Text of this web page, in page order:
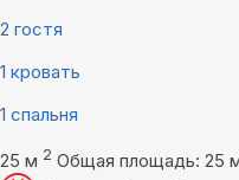
2 гостя
1 кровать
1 спальня
25 м 2 Общая площадь: 25